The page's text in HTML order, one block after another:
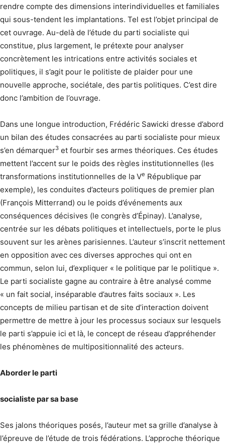
rendre compte des dimensions interindividuelles et familiales
qui sous-tendent les implantations. Tel est l’objet principal de
cet ouvrage. Au-delà de l’étude du parti socialiste qui
constitue, plus largement, le prétexte pour analyser
concrètement les intrications entre activités sociales et
politiques, il s’agit pour le politiste de plaider pour une
nouvelle approche, sociétale, des partis politiques. C’est dire
donc l’ambition de l’ouvrage.
Dans une longue introduction, Frédéric Sawicki dresse d’abord
un bilan des études consacrées au parti socialiste pour mieux
s’en démarquer3 et fourbir ses armes théoriques. Ces études
mettent l’accent sur le poids des règles institutionnelles (les
transformations institutionnelles de la Ve République par
exemple), les conduites d’acteurs politiques de premier plan
(François Mitterrand) ou le poids d’événements aux
conséquences décisives (le congrès d’Épinay). L’analyse,
centrée sur les débats politiques et intellectuels, porte le plus
souvent sur les arènes parisiennes. L’auteur s’inscrit nettement
en opposition avec ces diverses approches qui ont en
commun, selon lui, d’expliquer « le politique par le politique ».
Le parti socialiste gagne au contraire à être analysé comme
« un fait social, inséparable d’autres faits sociaux ». Les
concepts de milieu partisan et de site d’interaction doivent
permettre de mettre à jour les processus sociaux sur lesquels
le parti s’appuie ici et là, le concept de réseau d’appréhender
les phénomènes de multipositionnalité des acteurs.
Aborder le parti
socialiste par sa base
Ses jalons théoriques posés, l’auteur met sa grille d’analyse à
l’épreuve de l’étude de trois fédérations. L’approche théorique